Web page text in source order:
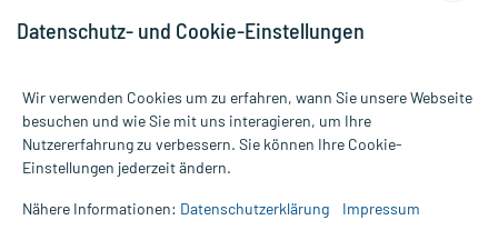
Alle Preise gelten inkl. MwSt., ggf. zzgl. Versandkosten
Informationen auf dieser Website werden ausschließlich für
die Untersuchung und Behandlung durch einen Arzt. Bitte
Datenschutz- und Cookie-Einstellungen
Wir verwenden Cookies um zu erfahren, wann Sie unsere Webseite
besuchen und wie Sie mit uns interagieren, um Ihre
Nutzererfahrung zu verbessern. Sie können Ihre Cookie-
Einstellungen jederzeit ändern.
Nähere Informationen: Datenschutzerklärung Impressum